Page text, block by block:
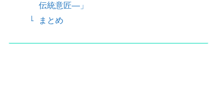
伝統意匠―」
まとめ